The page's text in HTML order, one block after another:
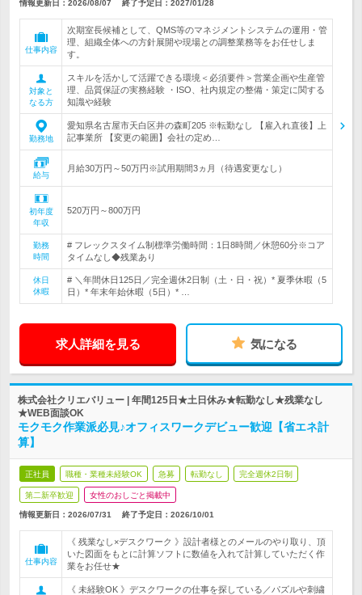
情報更新日：2026/08/07 終了予定日： 2027/01/28
仕事内容
次期室長候補として、QMS等のマネジメントシステムの運用・管
理、組織全体への方針展開や現場との調整業務等をお任せしま
す。
対象と
なる方
スキルを活かして活躍できる環境＜必須要件＞営業企画や生産管
理、品質保証の実務経験 ・ISO、社内規定の整備・策定に関する
知識や経験
勤務地
愛知県名古屋市天白区井の森町205 ※転勤なし 【雇入れ直後】上
記事業所 【変更の範囲】会社の定め…
給与
月給30万円～50万円※試用期間3ヵ月（待遇変更なし）
初年度
年収
520万円～800万円
勤務
時間
# フレックスタイム制標準労働時間：1日8時間／休憩60分※コア
タイムなし◆残業あり
休日
休暇
# ＼年間休日125日／完全週休2日制（土・日・祝）* 夏季休暇（5
日）* 年末年始休暇（5日）* …
求人詳細を見る 気になる
株式会社クリエバリュー | 年間125日★土日休み★転勤なし★残業なし
★WEB面談OK
モクモク作業派必見♪オフィスワークデビュー歓迎【省エネ計
算】
正社員 職種・業種未経験OK 急募 転勤なし 完全週休2日制
第二新卒歓迎 女性のおしごと掲載中
情報更新日：2026/07/31 終了予定日： 2026/10/01
仕事内容
《 残業なし×デスクワーク 》設計者様とのメールのやり取り、頂
いた図面をもとに計算ソフトに数値を入れて計算していただく作
業をお任せ★
《 未経験OK 》デスクワークの仕事を探している／パズルや刺繍